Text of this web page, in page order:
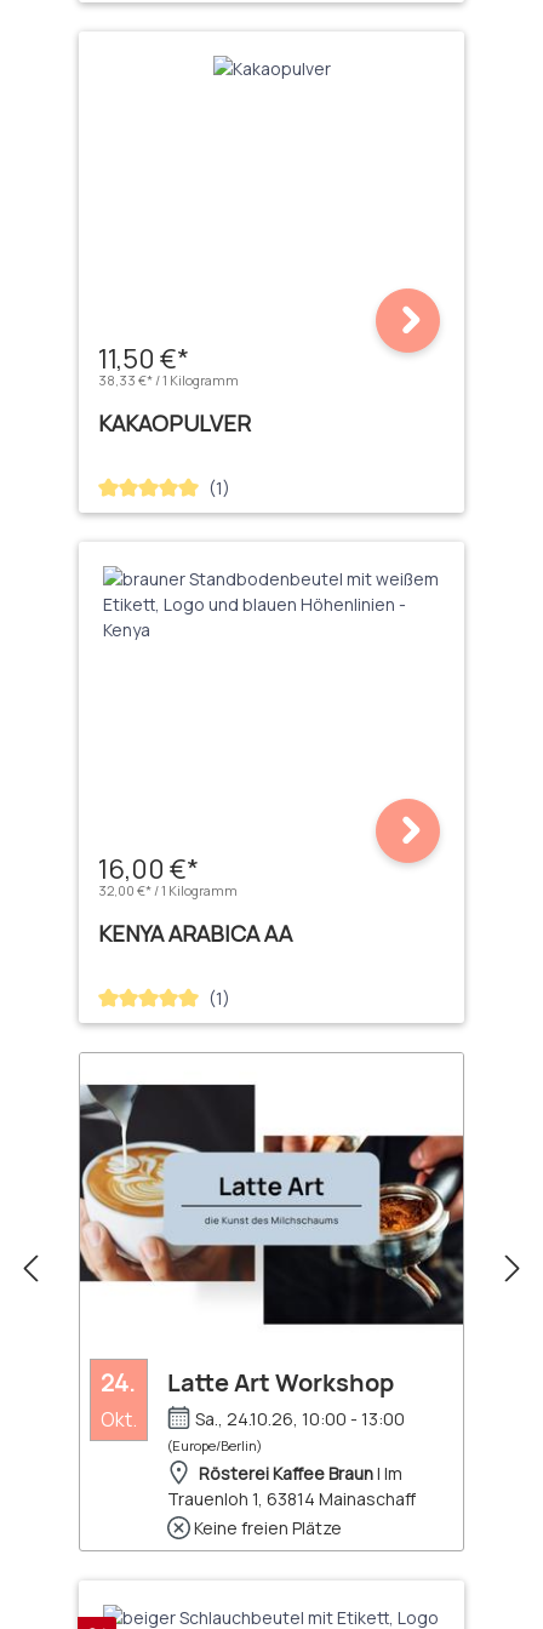
11,50 €*
38,33 €* / 1 Kilogramm
KAKAOPULVER
Durchschnittliche Bewertung von 5 von 5 Sternen
(1)
16,00 €*
32,00 €* / 1 Kilogramm
KENYA ARABICA AA
Durchschnittliche Bewertung von 5 von 5 Sternen
(1)
24.
Okt.
Latte Art Workshop
Sa., 24.10.26, 10:00 - 13:00
(Europe/Berlin)
Rösterei Kaffee Braun| Im
Trauenloh 1, 63814 Mainaschaff
Keine freien Plätze